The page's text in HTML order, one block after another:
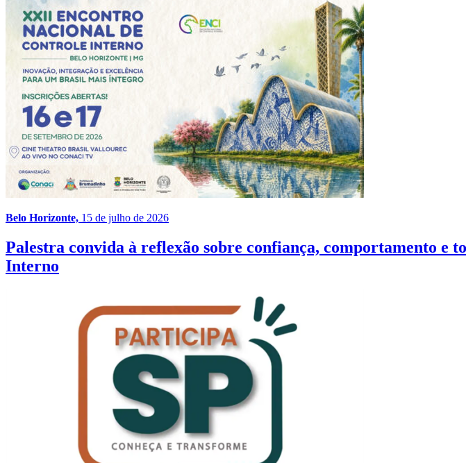
Belo Horizonte, 15 de julho de 2026
Palestra convida à reflexão sobre confiança, comportamento e
Interno